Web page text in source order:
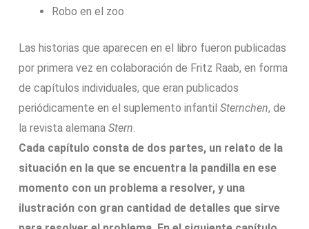
Robo en el zoo
Las historias que aparecen en el libro fueron publicadas
por primera vez en colaboración de Fritz Raab, en forma
de capítulos individuales, que eran publicados
periódicamente en el suplemento infantilSternchen, de
la revista alemanaStern.
Cada capítulo consta de dos partes, un relato de la
situación en la que se encuentra la pandilla en ese
momento con un problema a resolver, y una
ilustración con gran cantidad de detalles que sirve